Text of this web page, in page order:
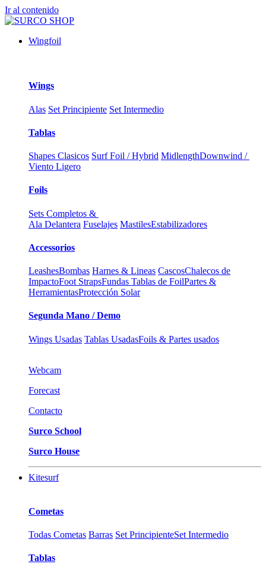
Ir al contenido
Wingfoil
Wings
Alas Set Principiente Set Intermedio
Tablas
Shapes Clasicos Surf Foil / Hybrid MidlengthDownwind /
Viento Ligero
Foils
Sets Completos &
Ala Delantera Fuselajes MastilesEstabilizadores
Accessorios
LeashesBombas Harnes & Lineas CascosChalecos de
ImpactoFoot StrapsFundas Tablas de FoilPartes &
HerramientasProtección Solar
Segunda Mano / Demo
Wings Usadas Tablas UsadasFoils & Partes usados
Webcam
Forecast
Contacto
Surco School
Surco House
Kitesurf
Cometas
Todas Cometas Barras Set PrincipienteSet Intermedio
Tablas